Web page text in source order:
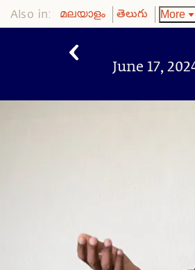
Also in: മലയാളം తెలుగు More
June 17,